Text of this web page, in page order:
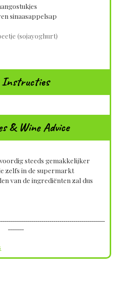
sinaasappelsap
(sojayoghurt)
Instructies
& Wine Advice
steeds gemakkelijker
zelfs in de supermarkt
van de ingrediënten zal dus
--------